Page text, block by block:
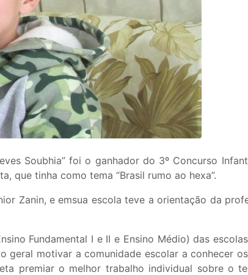
Soubhia” foi o ganhador do 3º Concurso
que tinha como tema “Brasil rumo ao hexa”.
Zanin, e emsua escola teve a orientação da
Fundamental I e II e Ensino Médio) das
motivar a comunidade escolar a conhecer
premiar o melhor trabalho individual sobre o